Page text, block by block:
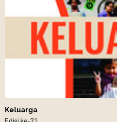
Keluarga